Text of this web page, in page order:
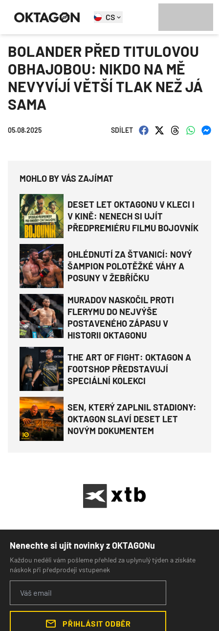
CS
BOLANDER PŘED TITULOVOU
OBHAJOBOU: NIKDO NA MĚ
NEVYVÍJÍ VĚTŠÍ TLAK NEŽ JÁ
SAMA
05.08.2025 SDÍLET
MOHLO BY VÁS ZAJÍMAT
DESET LET OKTAGONU V KLECI I
V KINĚ: NENECH SI UJÍT
PŘEDPREMIÉRU FILMU BOJOVNÍK
OHLÉDNUTÍ ZA ŠTVANICÍ: NOVÝ
ŠAMPION POLOTĚŽKÉ VÁHY A
POSUNY V ŽEBŘÍČKU
MURADOV NASKOČIL PROTI
FLERYMU DO NEJVÝŠE
POSTAVENÉHO ZÁPASU V
HISTORII OKTAGONU
THE ART OF FIGHT: OKTAGON A
FOOTSHOP PŘEDSTAVUJÍ
SPECIÁLNÍ KOLEKCI
SEN, KTERÝ ZAPLNIL STADIONY:
OKTAGON SLAVÍ DESET LET
NOVÝM DOKUMENTEM
Nenechte si ujít novinky z OKTAGONu
Každou neděli vám pošleme přehled za uplynulý týden a získáte
náskok při předprodeji vstupenek
PŘIHLÁSIT ODBĚR